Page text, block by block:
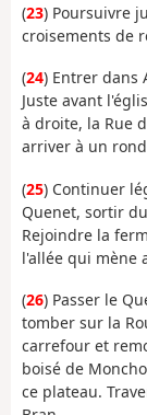
(23) Poursuivre
croisements de
(24) Entrer dans
Juste avant
à droite, la Rue
arriver à un
(25) Continuer
Quenet, sortir
Rejoindre la
l'allée qui mène
(26) Passer le
tomber sur la
carrefour et
boisé de
ce plateau.